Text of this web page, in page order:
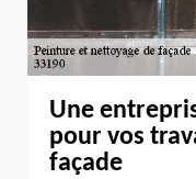
Une
pour vos
façade